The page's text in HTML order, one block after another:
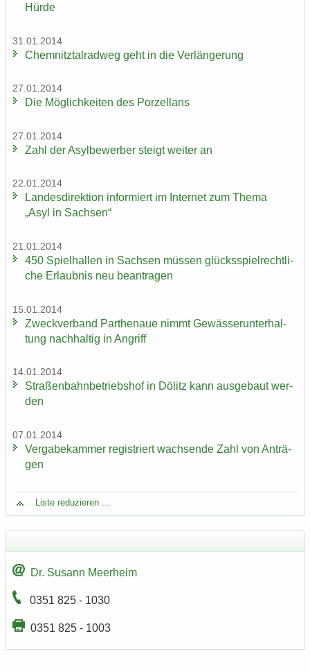
Hürde
31.01.2014
Chem­nitz­tal­rad­weg geht in die Ver­län­ge­rung
27.01.2014
Die Mög­lich­kei­ten des Por­zel­lans
27.01.2014
Zahl der Asyl­be­wer­ber steigt wei­ter an
22.01.2014
Lan­des­di­rek­ti­on in­for­miert im In­ter­net zum Thema
„Asyl in Sach­sen“
21.01.2014
450 Spiel­hal­len in Sach­sen müs­sen glücks­spiel­recht­li­
che Er­laub­nis neu be­an­tra­gen
15.01.2014
Zweck­ver­band Par­the­naue nimmt Ge­wäs­ser­un­ter­hal­
tung nach­hal­tig in An­griff
14.01.2014
Stra­ßen­bahn­be­triebs­hof in Dölitz kann aus­ge­baut wer­
den
07.01.2014
Ver­ga­be­kam­mer re­gis­triert wach­sen­de Zahl von An­trä­
gen
Liste re­du­zie­ren ...
Dr. Su­sann Meer­heim
0351 825 - 1030
0351 825 - 1003